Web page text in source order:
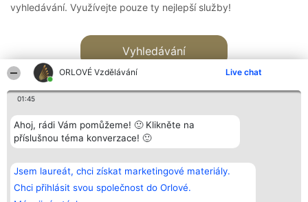
ORLOVÉ Vzdělávání Live chat
01:45
Ahoj, rádi Vám pomůžeme! 🙂 Klikněte na
příslušnou téma konverzace! 🙂
Jsem laureát, chci získat marketingové materiály.
Chci přihlásit svou společnost do Orlové.
vyhledávání. Využívejte pouze ty nejlepší služby!
Vyhledávání
Bright Side Solutions sp. z o.
o. sp. k.
ul. Ruska 22
Wrocław 50-079
Vítězové
Seznam všech
laureátů
Zásady
Kontakt